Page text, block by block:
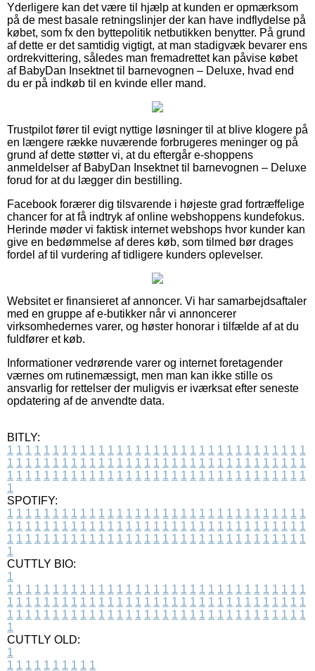
Yderligere kan det være til hjælp at kunden er opmærksom
på de mest basale retningslinjer der kan have indflydelse på
købet, som fx den byttepolitik netbutikken benytter. På grund
af dette er det samtidig vigtigt, at man stadigvæk bevarer ens
ordrekvittering, således man fremadrettet kan påvise købet
af BabyDan Insektnet til barnevognen – Deluxe, hvad end
du er på indkøb til en kvinde eller mand.
Trustpilot fører til evigt nyttige løsninger til at blive klogere på
en længere række nuværende forbrugeres meninger og på
grund af dette støtter vi, at du eftergår e-shoppens
anmeldelser af BabyDan Insektnet til barnevognen – Deluxe
forud for at du lægger din bestilling.
Facebook forærer dig tilsvarende i højeste grad fortræffelige
chancer for at få indtryk af online webshoppens kundefokus.
Herinde møder vi faktisk internet webshops hvor kunder kan
give en bedømmelse af deres køb, som tilmed bør drages
fordel af til vurdering af tidligere kunders oplevelser.
Websitet er finansieret af annoncer. Vi har samarbejdsaftaler
med en gruppe af e-butikker når vi annoncerer
virksomhedernes varer, og høster honorar i tilfælde af at du
fuldfører et køb.
Informationer vedrørende varer og internet foretagender
værnes om rutinemæssigt, men man kan ikke stille os
ansvarlig for rettelser der muligvis er iværksat efter seneste
opdatering af de anvendte data.
BITLY:
1 1 1 1 1 1 1 1 1 1 1 1 1 1 1 1 1 1 1 1 1 1 1 1 1 1 1 1 1 1 1 1 1
1 1 1 1 1 1 1 1 1 1 1 1 1 1 1 1 1 1 1 1 1 1 1 1 1 1 1 1 1 1 1 1 1
1 1 1 1 1 1 1 1 1 1 1 1 1 1 1 1 1 1 1 1 1 1 1 1 1 1 1 1 1 1 1 1 1
1
SPOTIFY:
1 1 1 1 1 1 1 1 1 1 1 1 1 1 1 1 1 1 1 1 1 1 1 1 1 1 1 1 1 1 1 1 1
1 1 1 1 1 1 1 1 1 1 1 1 1 1 1 1 1 1 1 1 1 1 1 1 1 1 1 1 1 1 1 1 1
1 1 1 1 1 1 1 1 1 1 1 1 1 1 1 1 1 1 1 1 1 1 1 1 1 1 1 1 1 1 1 1 1
1
CUTTLY BIO:
1
1 1 1 1 1 1 1 1 1 1 1 1 1 1 1 1 1 1 1 1 1 1 1 1 1 1 1 1 1 1 1 1 1
1 1 1 1 1 1 1 1 1 1 1 1 1 1 1 1 1 1 1 1 1 1 1 1 1 1 1 1 1 1 1 1 1
1 1 1 1 1 1 1 1 1 1 1 1 1 1 1 1 1 1 1 1 1 1 1 1 1 1 1 1 1 1 1 1 1
1
CUTTLY OLD:
1
1 1 1 1 1 1 1 1 1 1